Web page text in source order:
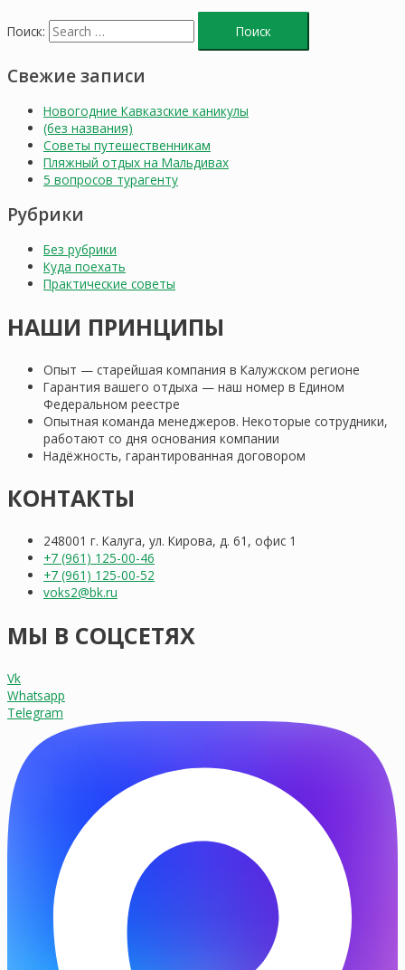
Поиск:
Свежие записи
Новогодние Кавказские каникулы
(без названия)
Советы путешественникам
Пляжный отдых на Мальдивах
5 вопросов турагенту
Рубрики
Без рубрики
Куда поехать
Практические советы
НАШИ ПРИНЦИПЫ
Опыт — старейшая компания в Калужском регионе
Гарантия вашего отдыха — наш номер в Едином
Федеральном реестре
Опытная команда менеджеров. Некоторые сотрудники,
работают со дня основания компании
Надёжность, гарантированная договором
КОНТАКТЫ
248001 г. Калуга, ул. Кирова, д. 61, офис 1
+7 (961) 125-00-46
+7 (961) 125-00-52
voks2@bk.ru
МЫ В СОЦСЕТЯХ
Vk
Whatsapp
Telegram